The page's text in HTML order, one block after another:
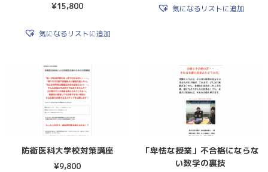
¥15,800
気になるリストに追加
気になるリストに追加
防衛医科大学校対策講座
¥9,800
「卑怯な授業」不合格にならな
い数学の裏技